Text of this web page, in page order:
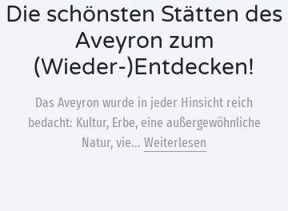
Die schönsten Stätten des
Aveyron zum
(Wieder-)Entdecken!
Das Aveyron wurde in jeder Hinsicht reich
bedacht: Kultur, Erbe, eine außergewöhnliche
Natur, vie... Weiterlesen